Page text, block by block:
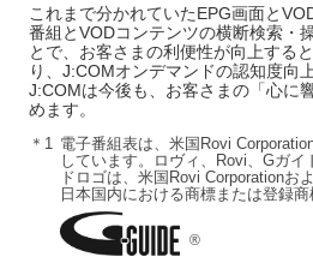
これまで分かれていたEPG画面と
番組とVODコンテンツの横断検索・
とで、お客さまの利便性が向上する
り、J:COMオンデマンドの認知度向
J:COMは今後も、お客さまの「心に
めます。
＊1 電子番組表は、米国Rovi
しています。ロヴィ、Rovi、Gガイ
ドロゴは、米国Rovi Corporationお
日本国内における商標または登録商
®